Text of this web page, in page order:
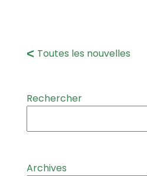
Toutes les nouvelles
Rechercher
Archives